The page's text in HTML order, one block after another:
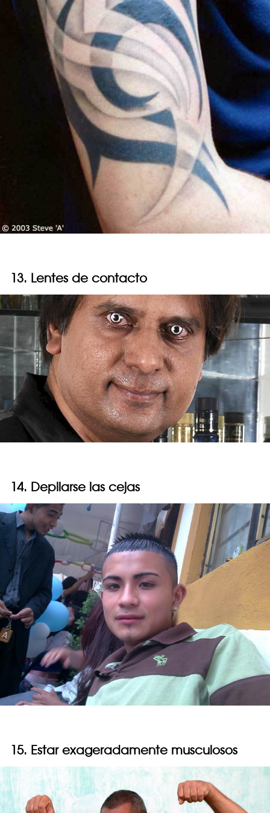
13. Lentes de contacto
14. Depilarse las cejas
15. Estar exageradamente musculosos